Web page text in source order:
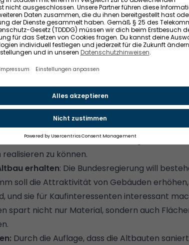
der KfW, dasseit September 2024
zinsverbilligte Kredite für den Kauf von
mehrere wichtige Ziele:
erleichtern:Der Bedarf an
hoch, während der Neubau von
Haushalte benötigen
zu können.
erhalten: Die Bundesregierung will
soll die Attraktivität von Gebäuden
und sie für Kaufinteressenten interessant
spart nicht nur Material, sondern auch
Durch die Auflage, dass die Altbauten